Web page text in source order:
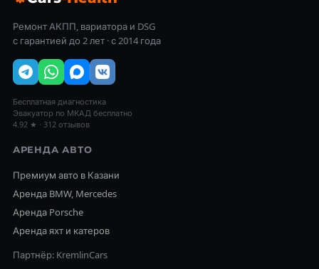
Ремонт АКПП, вариатора и DSG
с гарантией до 2 лет · с 2014 года
Бесплатная диагностика
Эвакуатор по МКАД бесплатно
4.92 ★ · 312 отзывов
АРЕНДА АВТО
Премиум авто в Казани
Аренда BMW, Mercedes
Аренда Porsche
Аренда яхт и катеров
Партнёр: KremlinCars